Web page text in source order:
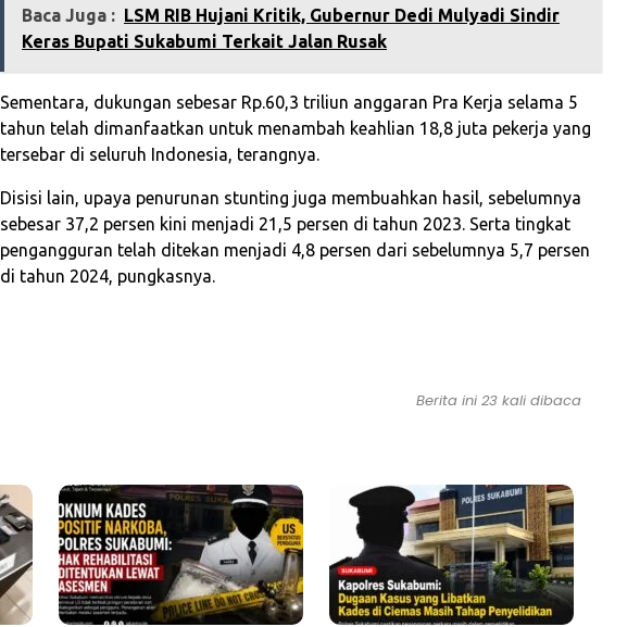
Baca Juga :
LSM RIB Hujani Kritik, Gubernur Dedi Mulyadi Sindir
Keras Bupati Sukabumi Terkait Jalan Rusak
Sementara, dukungan sebesar Rp.60,3 triliun anggaran Pra Kerja selama 5
tahun telah dimanfaatkan untuk menambah keahlian 18,8 juta pekerja yang
tersebar di seluruh Indonesia, terangnya.
Disisi lain, upaya penurunan stunting juga membuahkan hasil, sebelumnya
sebesar 37,2 persen kini menjadi 21,5 persen di tahun 2023. Serta tingkat
pengangguran telah ditekan menjadi 4,8 persen dari sebelumnya 5,7 persen
di tahun 2024, pungkasnya.
Berita ini 23 kali dibaca